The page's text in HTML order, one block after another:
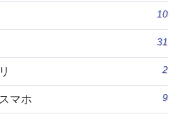
10
31
2
マホ 9